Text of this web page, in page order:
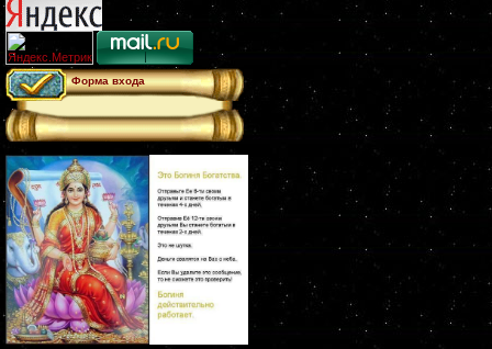
Форма входа